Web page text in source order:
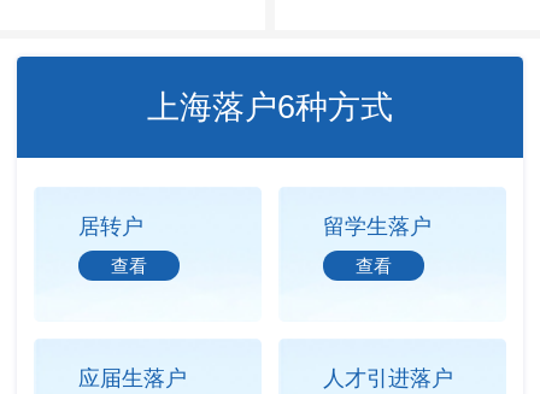
上海落户6种方式
居转户
查看
留学生落户
查看
应届生落户 人才引进落户